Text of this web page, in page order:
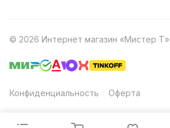
© 2026 Интернет магазин «Мистер Т»
Конфиденциальность Оферта